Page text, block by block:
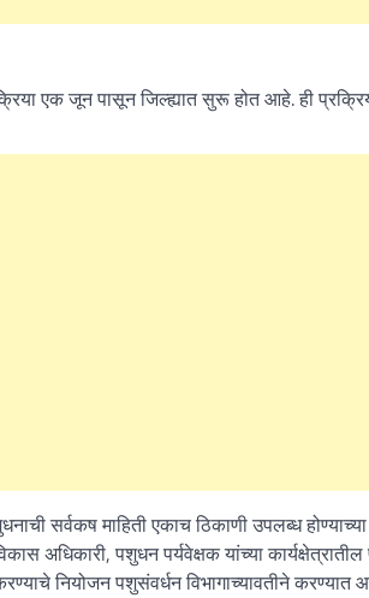
एक जून पासून जिल्ह्यात सुरू होत आहे. ही
सर्वकष माहिती एकाच ठिकाणी उपलब्ध होण्याच्या
अधिकारी, पशुधन पर्यवेक्षक यांच्या
नियोजन पशुसंवर्धन विभागाच्यावतीने